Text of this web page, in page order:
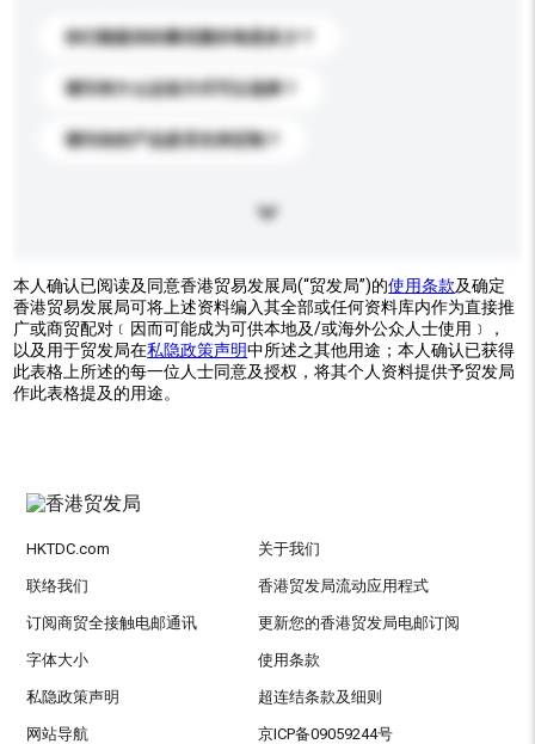
你们能提供的最优惠价格是多少？
请问有什么运送方式可以选择？
请问你的产品是否支持定制？
本人确认已阅读及同意香港贸易发展局(“贸发局”)的使用条款及确定
香港贸易发展局可将上述资料编入其全部或任何资料库内作为直接推
广或商贸配对﹝因而可能成为可供本地及/或海外公众人士使用﹞，
以及用于贸发局在私隐政策声明中所述之其他用途；本人确认已获得
此表格上所述的每一位人士同意及授权，将其个人资料提供予贸发局
作此表格提及的用途。
HKTDC.com 关于我们
联络我们 香港贸发局流动应用程式
订阅商贸全接触电邮通讯 更新您的香港贸发局电邮订阅
字体大小 使用条款
私隐政策声明 超连结条款及细则
网站导航 京ICP备09059244号